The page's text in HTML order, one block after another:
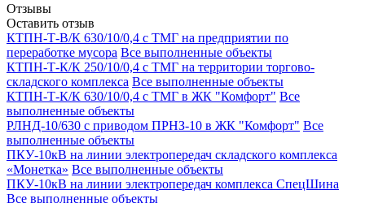
Отзывы
Оставить отзыв
КТПН-Т-В/К 630/10/0,4 с ТМГ на предприятии по
переработке мусора Все выполненные объекты
КТПН-Т-К/К 250/10/0,4 с ТМГ на территории торгово-
складского комплекса Все выполненные объекты
КТПН-Т-К/К 630/10/0,4 с ТМГ в ЖК "Комфорт" Все
выполненные объекты
РЛНД-10/630 с приводом ПРНЗ-10 в ЖК "Комфорт" Все
выполненные объекты
ПКУ-10кВ на линии электропередач складского комплекса
«Монетка» Все выполненные объекты
ПКУ-10кВ на линии электропередач комплекса СпецШина
Все выполненные объекты